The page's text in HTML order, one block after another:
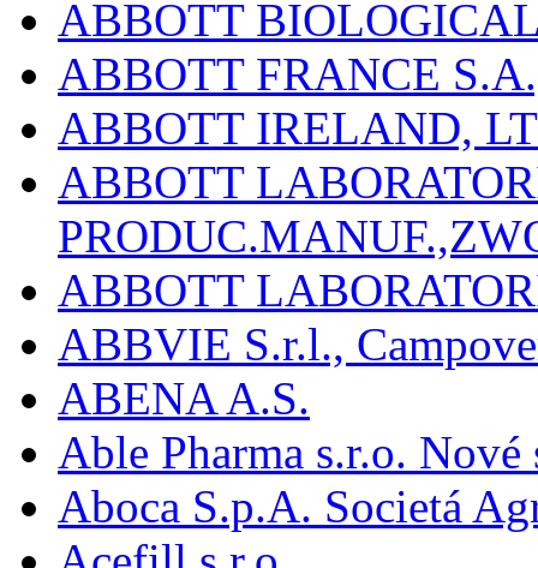
ABBOTT
ABBOTT FRANCE
ABBOTT IRELAND,
ABBOTT
ABBOTT
ABBVIE S.r.l.,
ABENA A.S.
Able Pharma s.r.o.
Aboca S.p.A. Societá